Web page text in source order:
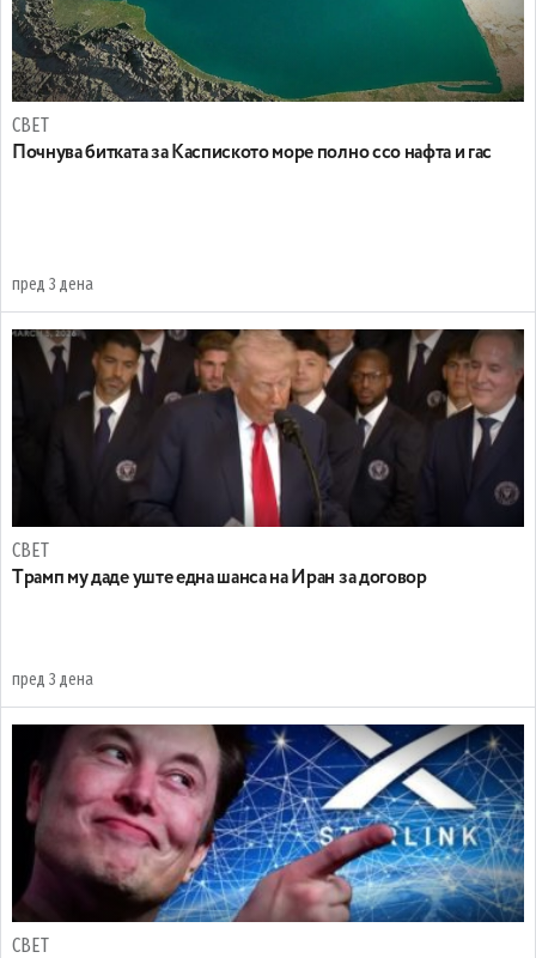
СВЕТ
Почнува битката за Каспиското море полно ссо нафта и гас
пред 3 дена
СВЕТ
Tрамп му даде уште една шанса на Иран за договор
пред 3 дена
СВЕТ